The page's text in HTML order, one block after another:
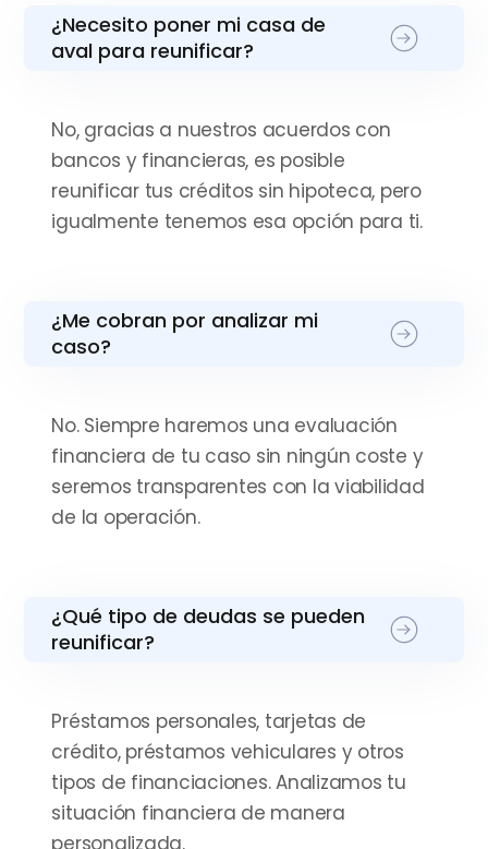
¿Necesito poner mi casa de
aval para reunificar?
No, gracias a nuestros acuerdos con
bancos y financieras, es posible
reunificar tus créditos sin hipoteca, pero
igualmente tenemos esa opción para ti.
¿Me cobran por analizar mi
caso?
No. Siempre haremos una evaluación
financiera de tu caso sin ningún coste y
seremos transparentes con la viabilidad
de la operación.
¿Qué tipo de deudas se pueden
reunificar?
Préstamos personales, tarjetas de
crédito, préstamos vehiculares y otros
tipos de financiaciones. Analizamos tu
situación financiera de manera
personalizada.